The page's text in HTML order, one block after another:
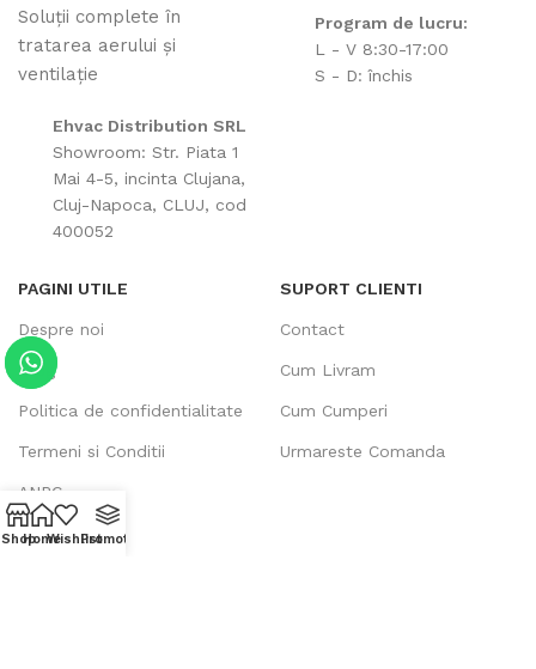
Soluții complete în
tratarea aerului și
ventilație
Ehvac Distribution SRL
Showroom: Str. Piata 1
Mai 4-5, incinta Clujana,
Cluj-Napoca, CLUJ, cod
400052
Program de lucru:
L - V 8:30-17:00
S - D: închis
PAGINI UTILE
Despre noi
Blog
Politica de confidentialitate
Termeni si Conditii
ANPC
SOL
SUPORT CLIENTI
Contact
Cum Livram
Cum Cumperi
Urmareste Comanda
ShopHomeWishlistPromotii